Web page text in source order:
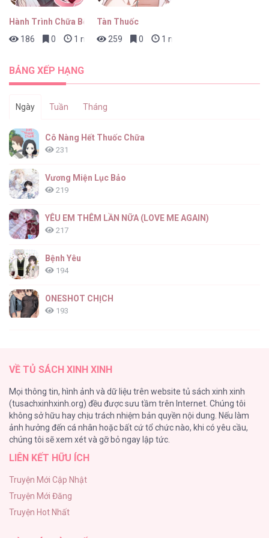
Màn Đêm Êm Dịu [...] – Chap 9
Màn Đêm Êm Dịu [...] – Chap 5
Hành Trình Chữa Bệnh Bám Chủ Của Cún Nhà Tôi
186
0 1 ngày trước
Tàn Thuốc
259
0 1 ngày trước
BẢNG XẾP HẠNG
Ngày Tuần Tháng
Cô Nàng Hết Thuốc Chữa
231
Vương Miện Lục Bảo
219
YÊU EM THÊM LẦN NỮA (LOVE ME AGAIN)
217
Bệnh Yêu
194
ONESHOT CHỊCH
193
184
Cuộc Sống Sung Sướng Trong Tù
140
Đứa Nhỏ Không Phải Là Con Anh
Mùa Xuân Hoa Nở
104
VỀ TỦ SÁCH XINH XINH
Mọi thông tin, hình ảnh và dữ liệu trên website tủ sách xinh xinh
(tusachxinhxinh.org) đều được sưu tầm trên Internet. Chúng tôi
không sở hữu hay chịu trách nhiệm bản quyền nội dung. Nếu làm
ảnh hưởng đến cá nhân hoặc bất cứ tổ chức nào, khi có yêu cầu,
chúng tôi sẽ xem xét và gỡ bỏ ngay lập tức.
LIÊN KẾT HỮU ÍCH
Truyện Mới Cập Nhật
Truyện Mới Đăng
Truyện Hot Nhất